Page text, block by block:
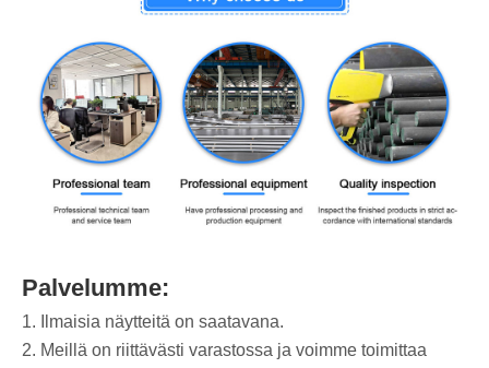
Palvelumme:
1. Ilmaisia ​​näytteitä on saatavana.
2. Meillä on riittävästi varastossa ja voimme toimittaa